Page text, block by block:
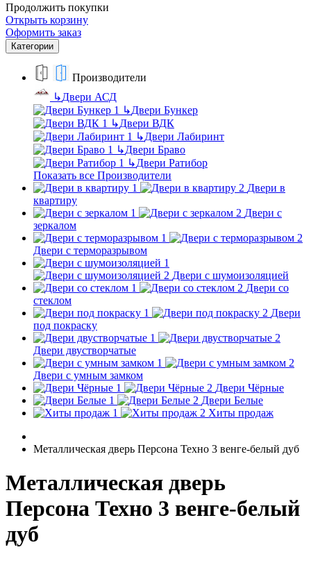
Продолжить покупки
Открыть корзину
Оформить заказ
Категории
Производители
↳Двери АСД
↳Двери Бункер
↳Двери ВДК
↳Двери Лабиринт
↳Двери Браво
↳Двери Ратибор
Показать все Производители
Двери в
квартиру
Двери с
зеркалом
Двери с терморазрывом
Двери с шумоизоляцией
Двери со
стеклом
Двери
под покраску
Двери двустворчатые
Двери с умным замком
Двери Чёрные
Двери Белые
Хиты продаж
Металлическая дверь Персона Техно 3 венге-белый дуб
Металлическая дверь
Персона Техно 3 венге-белый
дуб